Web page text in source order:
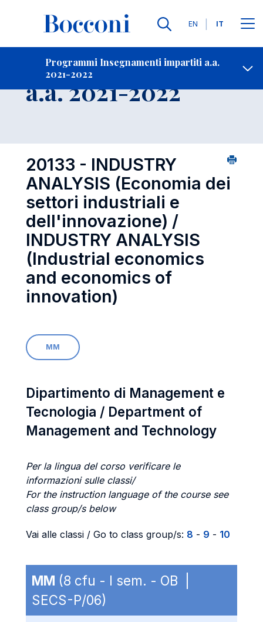
Lingue
EN IT
Programmi Insegnamenti impartiti a.a.
2021-2022
Contatti
Insegnamento
a.a. 2021-2022
20133 - INDUSTRY
ANALYSIS (Economia dei
settori industriali e
dell'innovazione) /
INDUSTRY ANALYSIS
(Industrial economics
and economics of
innovation)
MM
Dipartimento di Management e
Tecnologia / Department of
Management and Technology
Per la lingua del corso verificare le
informazioni sulle classi/
For the instruction language of the course see
class group/s below
Vai alle classi / Go to class group/s: 8 - 9 - 10
MM (8 cfu - I sem. - OB |
SECS-P/06)